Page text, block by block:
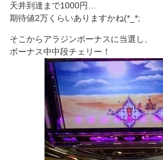
天井到達まで1000円…
期待値2万くらいありますかね(*_*;
そこからアラジンボーナスに当選し、
ボーナス中中段チェリー！